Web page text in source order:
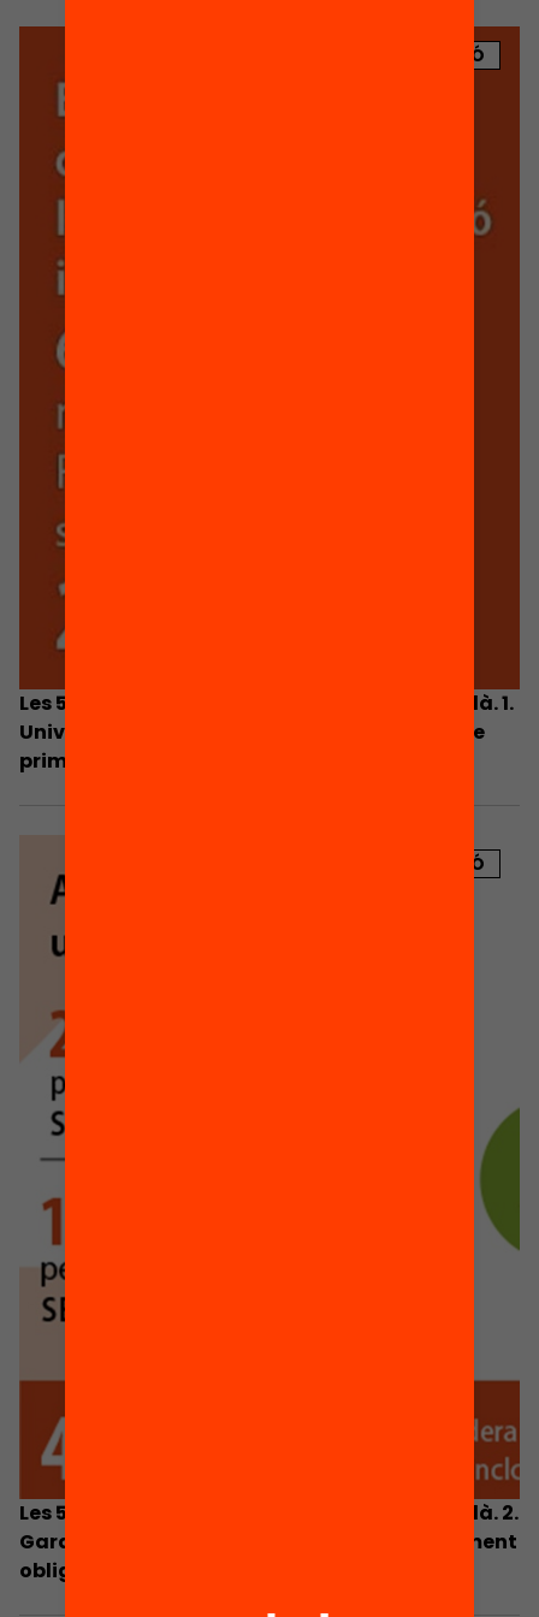
PUBLICACIÓ
Les 5 prioritats per al sistema educatiu català. 1.
Universalitzar l’accés a l’educació infantil de
primer cicle, prioritzant els infants en risc
PUBLICACIÓ
Les 5 prioritats per al sistema educatiu català. 2.
Garantir la gratuïtat efectiva de l’ensenyament
obligatori.